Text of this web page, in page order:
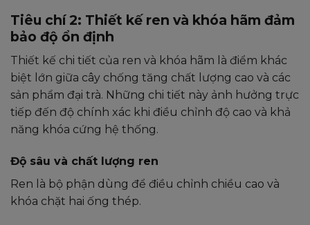
Tiêu chí 2: Thiết kế ren và khóa hãm đảm
bảo độ ổn định
Thiết kế chi tiết của ren và khóa hãm là điểm khác
biệt lớn giữa cây chống tăng chất lượng cao và các
sản phẩm đại trà. Những chi tiết này ảnh hưởng trực
tiếp đến độ chính xác khi điều chỉnh độ cao và khả
năng khóa cứng hệ thống.
Độ sâu và chất lượng ren
Ren là bộ phận dùng để điều chỉnh chiều cao và
khóa chặt hai ống thép.